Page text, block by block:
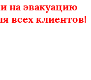
на эвакуацию
всех клиентов!